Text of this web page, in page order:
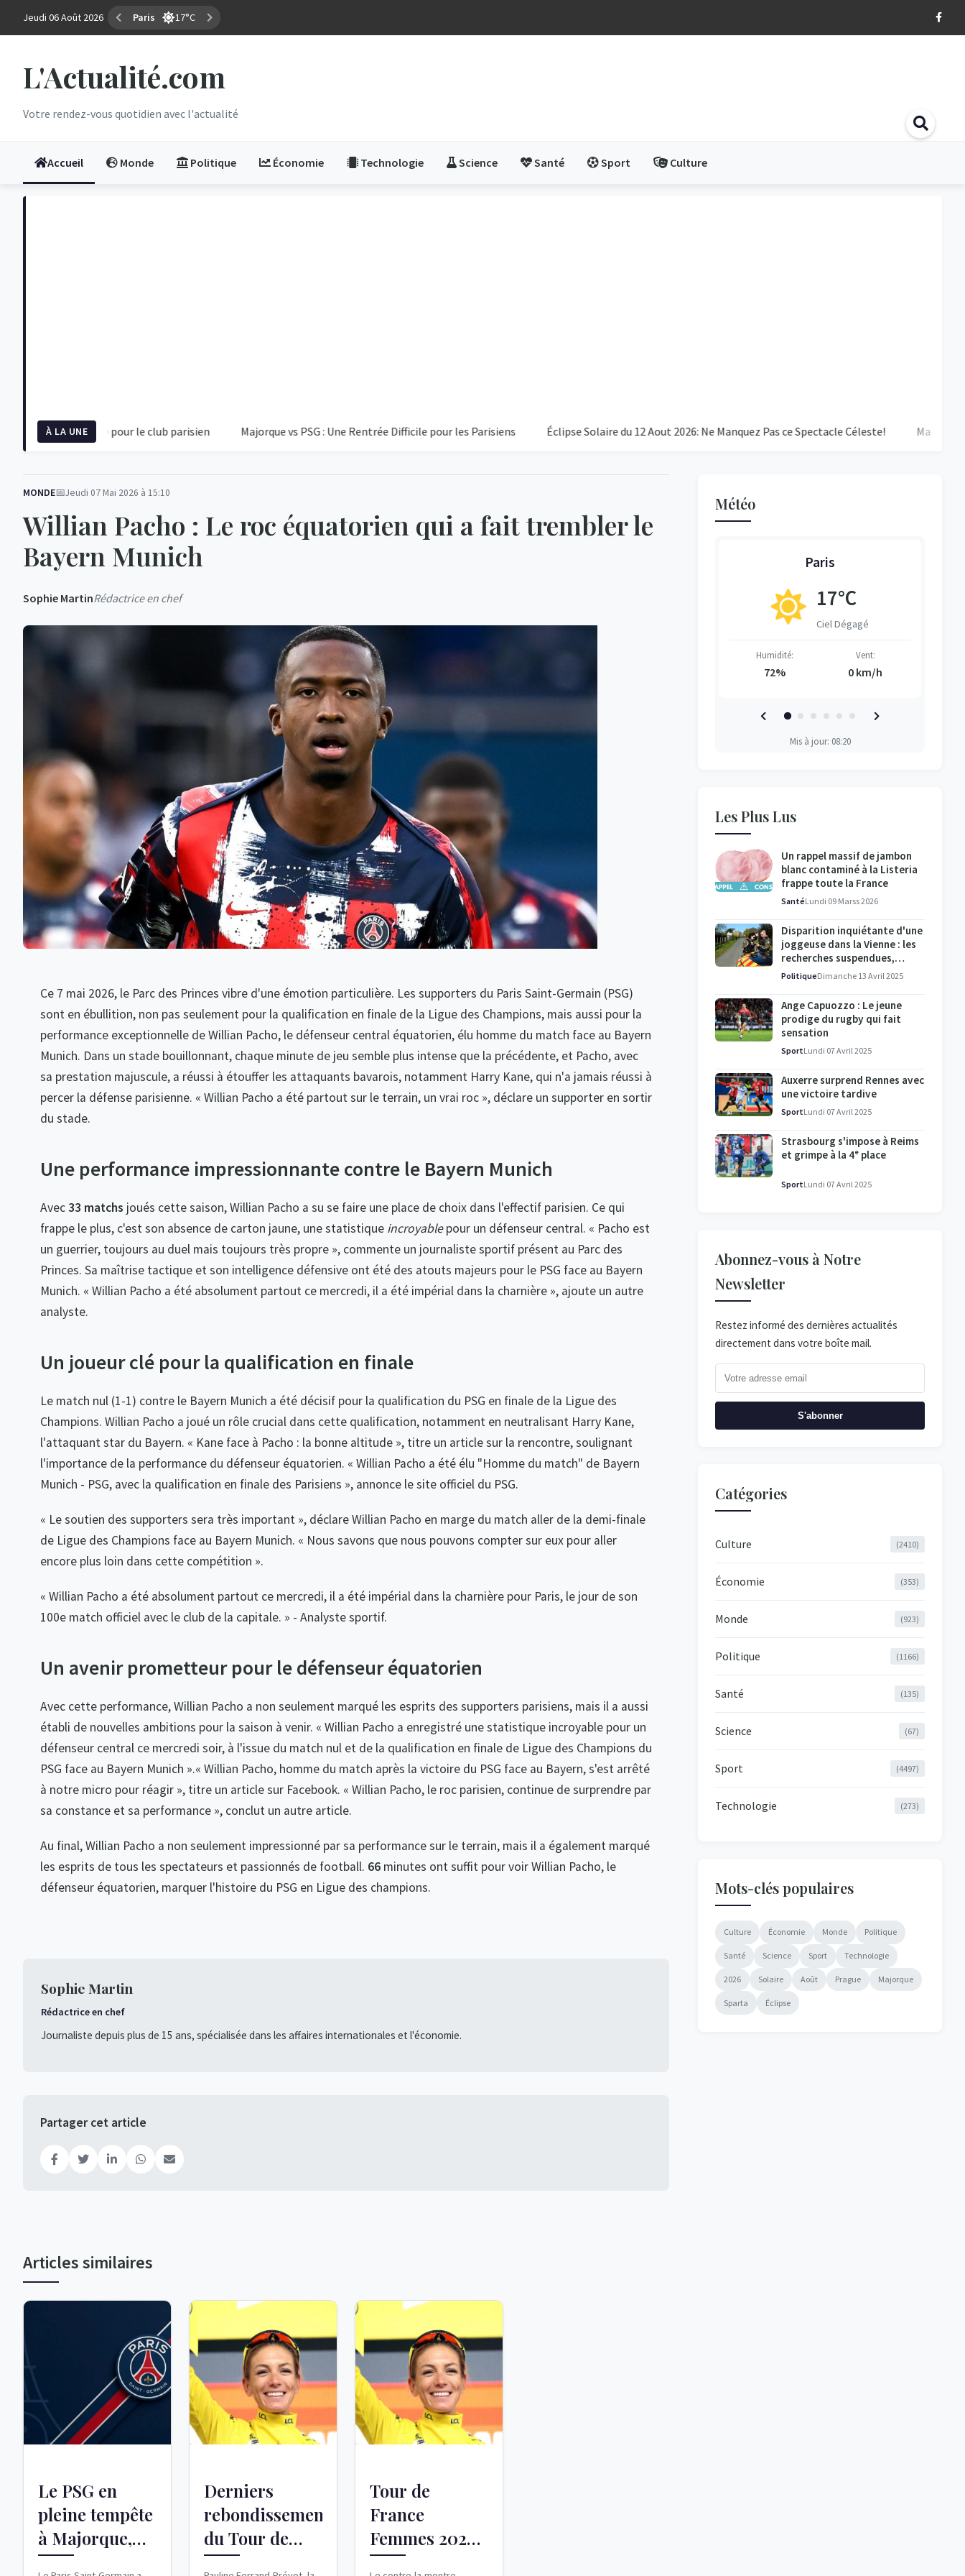
Jeudi 06 Août 2026 Marseille 28°C
L'Actualité.com
Votre rendez-vous quotidien avec l'actualité
Accueil Monde Politique Économie Technologie Science Santé Sport Culture
À LA UNE
alerte pour le club parisien Majorque vs PSG : Une Rentrée Difficile pour les Parisiens Éclipse Solaire du 12 Aout 2026: Ne Manquez Pas ce Spectacle Céleste! Majorque - PSG :
MONDE Jeudi 07 Mai 2026 à 15:10
Willian Pacho : Le roc équatorien qui a fait trembler le
Bayern Munich
Sophie MartinRédactrice en chef
Ce 7 mai 2026, le Parc des Princes vibre d'une émotion particulière. Les supporters du Paris Saint-Germain (PSG)
sont en ébullition, non pas seulement pour la qualification en finale de la Ligue des Champions, mais aussi pour la
performance exceptionnelle de Willian Pacho, le défenseur central équatorien, élu homme du match face au Bayern
Munich. Dans un stade bouillonnant, chaque minute de jeu semble plus intense que la précédente, et Pacho, avec
sa prestation majuscule, a réussi à étouffer les attaquants bavarois, notamment Harry Kane, qui n'a jamais réussi à
percer la défense parisienne. « Willian Pacho a été partout sur le terrain, un vrai roc », déclare un supporter en sortir
du stade.
Une performance impressionnante contre le Bayern Munich
Avec33 matchs joués cette saison, Willian Pacho a su se faire une place de choix dans l'effectif parisien. Ce qui
frappe le plus, c'est son absence de carton jaune, une statistique incroyablepour un défenseur central. « Pacho est
un guerrier, toujours au duel mais toujours très propre », commente un journaliste sportif présent au Parc des
Princes. Sa maîtrise tactique et son intelligence défensive ont été des atouts majeurs pour le PSG face au Bayern
Munich. « Willian Pacho a été absolument partout ce mercredi, il a été impérial dans la charnière », ajoute un autre
analyste.
Un joueur clé pour la qualification en finale
Le match nul (1-1) contre le Bayern Munich a été décisif pour la qualification du PSG en finale de la Ligue des
Champions. Willian Pacho a joué un rôle crucial dans cette qualification, notamment en neutralisant Harry Kane,
l'attaquant star du Bayern. « Kane face à Pacho : la bonne altitude », titre un article sur la rencontre, soulignant
l'importance de la performance du défenseur équatorien. « Willian Pacho a été élu "Homme du match" de Bayern
Munich - PSG, avec la qualification en finale des Parisiens », annonce le site officiel du PSG.
« Le soutien des supporters sera très important », déclare Willian Pacho en marge du match aller de la demi-finale
de Ligue des Champions face au Bayern Munich. « Nous savons que nous pouvons compter sur eux pour aller
encore plus loin dans cette compétition ».
« Willian Pacho a été absolument partout ce mercredi, il a été impérial dans la charnière pour Paris, le jour de son
100e match officiel avec le club de la capitale. » - Analyste sportif.
Un avenir prometteur pour le défenseur équatorien
Avec cette performance, Willian Pacho a non seulement marqué les esprits des supporters parisiens, mais il a aussi
établi de nouvelles ambitions pour la saison à venir. « Willian Pacho a enregistré une statistique incroyable pour un
défenseur central ce mercredi soir, à l'issue du match nul et de la qualification en finale de Ligue des Champions du
PSG face au Bayern Munich ».« Willian Pacho, homme du match après la victoire du PSG face au Bayern, s'est arrêté
à notre micro pour réagir », titre un article sur Facebook. « Willian Pacho, le roc parisien, continue de surprendre par
sa constance et sa performance », conclut un autre article.
Au final, Willian Pacho a non seulement impressionné par sa performance sur le terrain, mais il a également marqué
les esprits de tous les spectateurs et passionnés de football. 66 minutes ont suffit pour voir Willian Pacho, le
défenseur équatorien, marquer l'histoire du PSG en Ligue des champions.
Sophie Martin
Rédactrice en chef
Journaliste depuis plus de 15 ans, spécialisée dans les affaires internationales et l'économie.
Partager cet article
Articles similaires
Le PSG en
pleine tempête
à Majorque,
première
Derniers
rebondissements
du Tour de
France
Tour de
France
Femmes 2026 :
Pauline
Météo
Paris
17°C
Ciel Dégagé
Humidité:
72%
Vent:
0 km/h
Partiellement Nuageux
Mis à jour: 08:20
Les Plus Lus
Un rappel massif de jambon
blanc contaminé à la Listeria
frappe toute la France
SantéLundi 09 Marss 2026
Disparition inquiétante d'une
joggeuse dans la Vienne : les
recherches suspendues,
l'enquête se poursuit
PolitiqueDimanche 13 Avril 2025
Ange Capuozzo : Le jeune
prodige du rugby qui fait
sensation
SportLundi 07 Avril 2025
Auxerre surprend Rennes avec
une victoire tardive
SportLundi 07 Avril 2025
Strasbourg s'impose à Reims
et grimpe à la 4ᵉ place
SportLundi 07 Avril 2025
Abonnez-vous à Notre
Newsletter
Restez informé des dernières actualités
directement dans votre boîte mail.
S'abonner
Catégories
Culture (2410)
Économie (353)
Monde (923)
Politique (1166)
Santé (135)
Science (67)
Sport (4497)
Technologie (273)
Mots-clés populaires
Culture Économie Monde Politique
Santé Science Sport Technologie
2026 Solaire Août Prague Majorque
Sparta Éclipse